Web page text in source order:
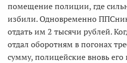
помещение полиции, где
избили. Одновременно
отдать им 2 тысячи рублей.
отдал оборотням в погонах
сумму, полицейские вновь его